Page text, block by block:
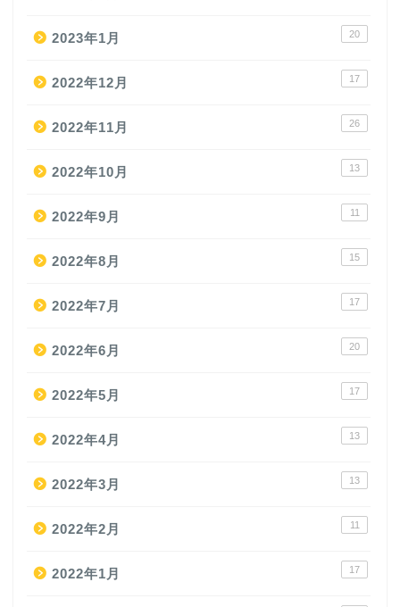
2023年1月 20
2022年12月 17
2022年11月 26
2022年10月 13
2022年9月 11
2022年8月 15
2022年7月 17
2022年6月 20
2022年5月 17
2022年4月 13
2022年3月 13
2022年2月 11
2022年1月 17